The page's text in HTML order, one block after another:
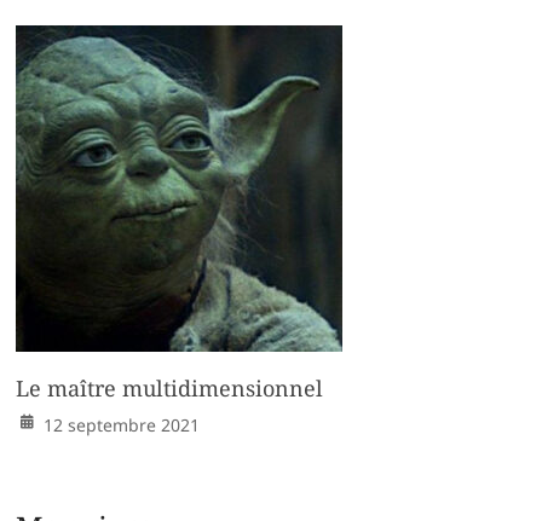
Le maître multidimensionnel
12 septembre 2021